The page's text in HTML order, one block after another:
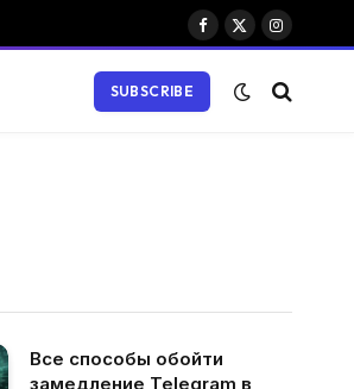
Facebook
X
Instagram
SUBSCRIBE
Все способы обойти
замедление Telegram в